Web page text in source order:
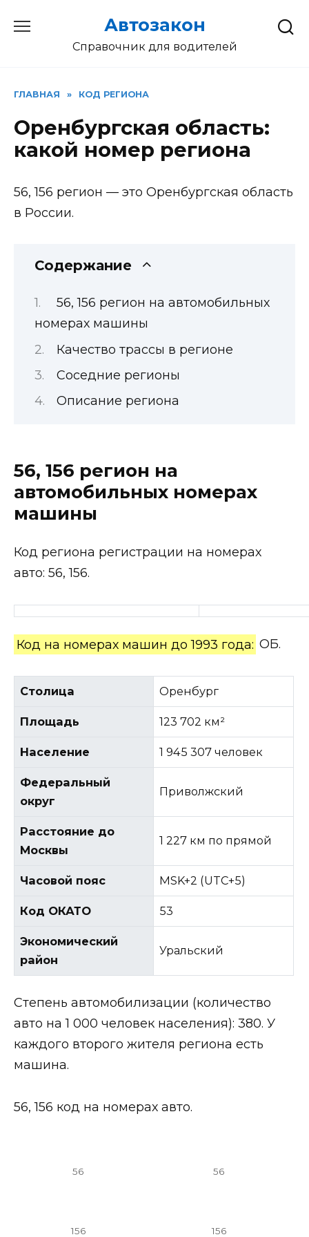
содержанию
Автозакон
Справочник для водителей
ГЛАВНАЯ » КОД РЕГИОНА
Оренбургская область:
какой номер региона
56, 156 регион — это Оренбургская область
в России.
Содержание
56, 156 регион на автомобильных
номерах машины
Качество трассы в регионе
Соседние регионы
Описание региона
56, 156 регион на
автомобильных номерах
машины
Код региона регистрации на номерах
авто: 56, 156.
Код на номерах машин до 1993 года: ОБ.
Столица Оренбург
Площадь 123 702 км²
Население 1 945 307 человек
Федеральный
округ
Приволжский
Расстояние до
Москвы
1 227 км по прямой
Часовой пояс MSK+2 (UTC+5)
Код ОКАТО 53
Экономический
район
Уральский
Степень автомобилизации (количество
авто на 1 000 человек населения): 380. У
каждого второго жителя региона есть
машина.
56, 156 код на номерах авто.
56 56
156 156